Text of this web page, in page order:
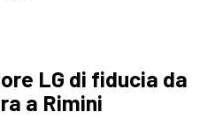
LG di fiducia da
a Rimini